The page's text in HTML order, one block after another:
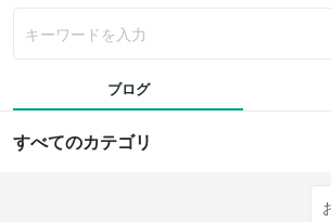
ブログ
すべてのカテゴリ